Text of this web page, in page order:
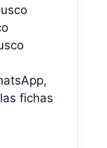
fichas